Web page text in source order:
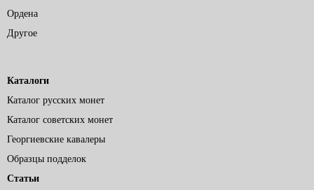
Ордена
Другое
Каталоги
Каталог русских монет
Каталог советских монет
Георгиевские кавалеры
Образцы подделок
Статьи